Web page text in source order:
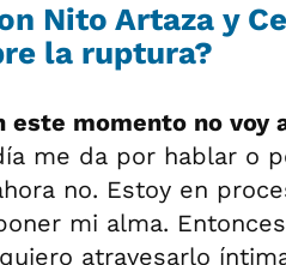
Nito Artaza y
la ruptura?
este momento no voy
me da por hablar o
no. Estoy en
mi alma.
atravesarlo